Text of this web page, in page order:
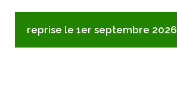
reprise le 1er septembre 2026